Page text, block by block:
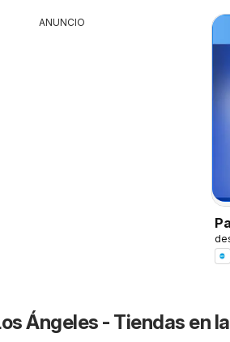
ANUNCIO
Ángeles - Tiendas en